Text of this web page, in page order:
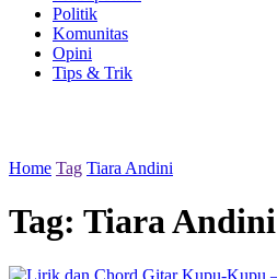
Politik
Komunitas
Opini
Tips & Trik
Home Tag Tiara Andini
Tag: Tiara Andini